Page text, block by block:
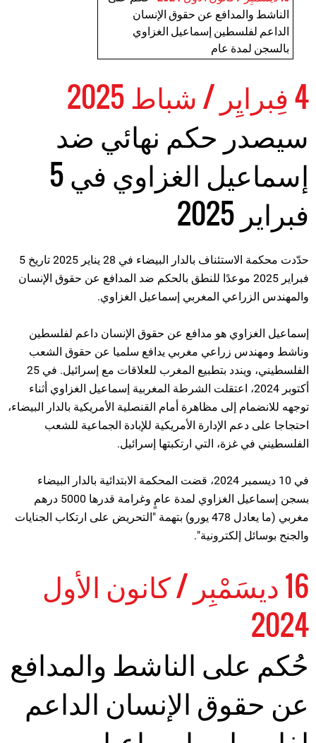
الناشط والمدافع عن حقوق الإنسان
الداعم لفلسطين إسماعيل الغزاوي
بالسجن لمدة عام
4 فِبرايِر / شباط 2025
سيصدر حكم نهائي ضد
إسماعيل الغزاوي في 5
فبراير 2025
حدّدت محكمة الاستئناف بالدار البيضاء في 28 يناير 2025 تاريخ 5
فبراير 2025 موعدًا للنطق بالحكم ضد المدافع عن حقوق الإنسان
والمهندس الزراعي المغربي إسماعيل الغزاوي.
إسماعيل الغزاوي هو مدافع عن حقوق الإنسان داعم لفلسطين
وناشط ومهندس زراعي مغربي يدافع سلميا عن حقوق الشعب
الفلسطيني، ويندد بتطبيع المغرب للعلاقات مع إسرائيل. في 25
أكتوبر 2024، اعتقلت الشرطة المغربية إسماعيل الغزاوي أثناء
توجهه للانضمام إلى مظاهرة أمام القنصلية الأمريكية بالدار البيضاء،
احتجاجا على دعم الإدارة الأمريكية للإبادة الجماعية للشعب
الفلسطيني في غزة، التي ارتكبتها إسرائيل.
في 10 ديسمبر 2024، قضت المحكمة الابتدائية بالدار البيضاء
بسجن إسماعيل الغزاوي لمدة عامٍ وغرامة قدرها 5000 درهم
مغربي (ما يعادل 478 يورو) بتهمة "التحريض على ارتكاب الجنايات
والجنح بوسائل إلكترونية".
16 ديسَمْبِر / كانون الأول
2024
حُكم على الناشط والمدافع
عن حقوق الإنسان الداعم